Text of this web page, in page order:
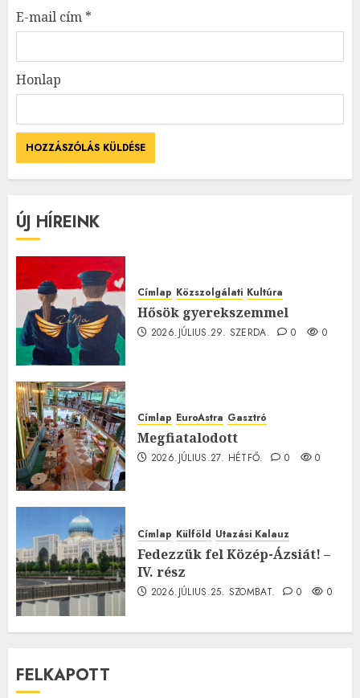
E-mail cím *
Honlap
ÚJ HÍREINK
Címlap Közszolgálati Kultúra
Hősök gyerekszemmel
2026.JÚLIUS.29. SZERDA. 0 0
Címlap EuroAstra Gasztró
Megfiatalodott
2026.JÚLIUS.27. HÉTFŐ. 0 0
Címlap Külföld Utazási Kalauz
Fedezzük fel Közép-Ázsiát! –
IV. rész
2026.JÚLIUS.25. SZOMBAT. 0 0
FELKAPOTT